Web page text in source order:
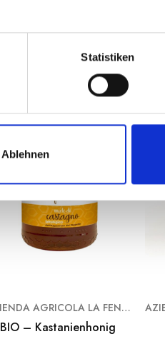
Statistiken
Ablehnen
Weiterlesen
AZIENDA AGRICOLA LA FENICE
BIO – Kastanienhonig